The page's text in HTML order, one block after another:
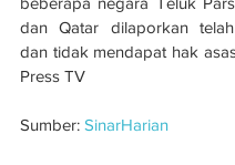
dan Qatar dilaporkan
dan tidak mendapat hak
Press TV
Sumber: SinarHarian